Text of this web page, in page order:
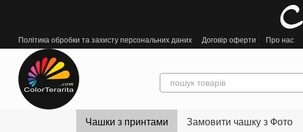
Політика обробки та захисту персональних даних Договір оферти Про нас
Чашки з принтами Замовити чашку з Фото